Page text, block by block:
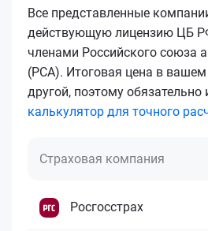
Все представленные
действующую лицензию ЦБ
членами Российского союза
(РСА). Итоговая цена в
другой, поэтому обязательно
калькулятор для точного
Страховая компания
Росгосстрах